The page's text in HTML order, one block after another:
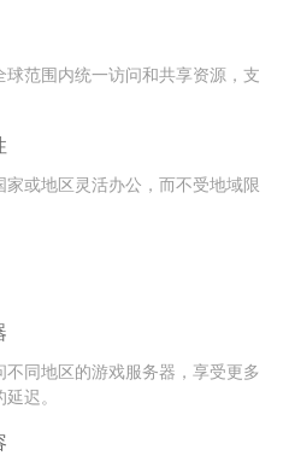
球范围内统一访问和共享资源，支
家或地区灵活办公，而不受地域限
不同地区的游戏服务器，享受更多
迟。